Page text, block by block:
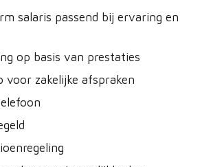
salaris passend bij ervaring en
op basis van prestaties
voor zakelijke afspraken